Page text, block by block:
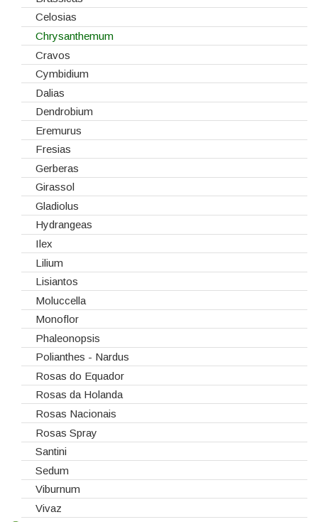
Lanternas
Madeiras
Spray
Tabuleiros/Bases
Telas/Tecidos
Vidros
Celosias
Chrysanthemum
Cravos
Cymbidium
Dalias
Dendrobium
Eremurus
Fresias
Gerberas
Girassol
Gladiolus
Hydrangeas
Ilex
Lilium
Lisiantos
Moluccella
Monoflor
Phaleonopsis
Polianthes - Nardus
Rosas do Equador
Rosas da Holanda
Rosas Nacionais
Rosas Spray
Santini
Sedum
Viburnum
Vivaz